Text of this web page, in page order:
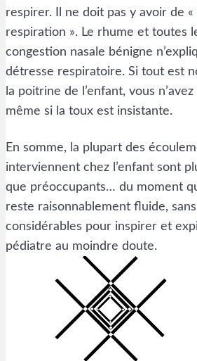
respirer. Il ne doit pas y avoir de «
respiration ». Le rhume et toutes
congestion nasale bénigne
détresse respiratoire. Si tout est
la poitrine de l’enfant, vous
même si la toux est insistante.
En somme, la plupart des
interviennent chez l’enfant sont
que préoccupants… du moment
reste raisonnablement fluide,
considérables pour inspirer et
pédiatre au moindre doute.